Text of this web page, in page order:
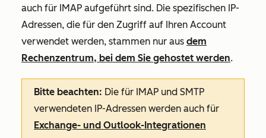
auch für IMAP aufgeführt sind. Die spezifischen IP-
Adressen, die für den Zugriff auf Ihren Account
verwendet werden, stammen nur aus dem
Rechenzentrum, bei dem Sie gehostet werden.
Bitte beachten: Die für IMAP und SMTP
verwendeten IP-Adressen werden auch für
Exchange- und Outlook-Integrationen